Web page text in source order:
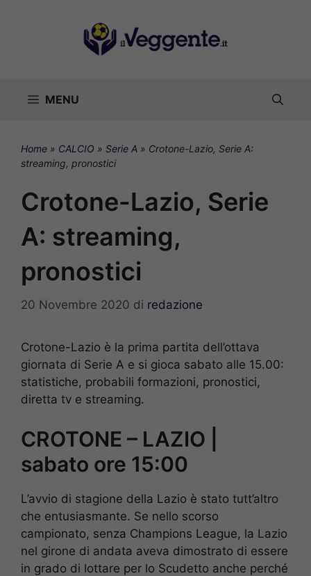
MENU
Home » CALCIO » Serie A » Crotone-Lazio, Serie A:
streaming, pronostici
Crotone-Lazio, Serie
A: streaming,
pronostici
20 Novembre 2020 di redazione
Crotone-Lazio è la prima partita dell’ottava
giornata di Serie A e si gioca sabato alle 15.00:
statistiche, probabili formazioni, pronostici,
diretta tv e streaming.
CROTONE – LAZIO |
sabato ore 15:00
L’avvio di stagione della Lazio è stato tutt’altro
che entusiasmante. Se nello scorso
campionato, senza Champions League, la Lazio
nel girone di andata aveva dimostrato di essere
in grado di lottare per lo Scudetto anche perché